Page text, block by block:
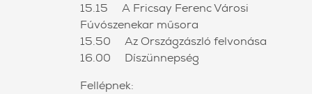
15.15 A Fricsay Ferenc Városi
Fúvószenekar műsora
15.50 Az Országzászló felvonása
16.00 Díszünnepség
Fellépnek: